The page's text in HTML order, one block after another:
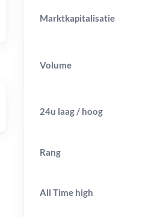
Marktkapitalisatie
Volume
24u laag / hoog
Rang
All Time high